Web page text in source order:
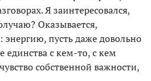
Я заинтересовался,
Оказывается,
пусть даже довольно
с кем-то, с кем
собственной важности,